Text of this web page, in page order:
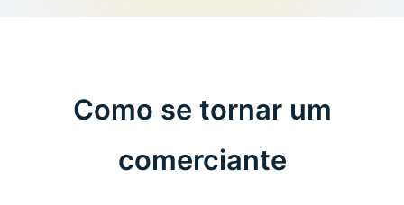
Como se tornar um
comerciante